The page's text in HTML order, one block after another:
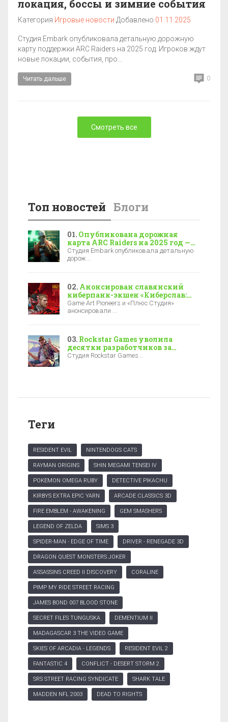
локация, боссы и зимние события
Категория Игровые новости Добавлено 01.11.2025
Студия Embark опубликовала детальную дорожную
карту поддержки ARC Raiders на 2025 год. Игроков ждут
новые локации, события, про...
Читать дальше 0
Смотреть все
Топ новостей Блоги
Опубликована дорожная
карта ARC Raiders на 2025 год —
новая локация, боссы и зимние
события
Студия Embark опубликовала детальную
дорож...
Анонсирован славянский
киберпанк-экшен «Киберслав:
Затмение» — релиз уже в 2027-м
Game Art Pioneers и «Плюс Студия»
анонсировали ...
Rockstar Games уволила
десятки разработчиков за
полгода до выхода GTA 6
Студия Rockstar Games...
Теги
RESIDENT EVIL NINTENDOGS CATS
RAYMAN ORIGINS SHIN MEGAMI TENSEI IV
POKEMON OMEGA RUBY DETECTIVE PIKACHU
KIRBYS EXTRA EPIC YARN ARCADE CLASSICS 3D
FIRE EMBLEM - AWAKENING GEM SMASHERS
LEGEND OF ZELDA SIMS 3
SPIDER-MAN - EDGE OF TIME DRIVER - RENEGADE 3D
DRAGON QUEST MONSTERS JOKER
ASSASSINS CREED II DISCOVERY CORALINE
PIMP MY RIDE STREET RACING
JAMES BOND 007 BLOOD STONE
SECRET FILES TUNGUSKA DEMENTIUM II
MADAGASCAR 3 THE VIDEO GAME
SKIES OF ARCADIA - LEGENDS RESIDENT EVIL 2
FANTASTIC 4 CONFLICT - DESERT STORM 2
SRS STREET RACING SYNDICATE SHARK TALE
MADDEN NFL 2003 DEAD TO RIGHTS